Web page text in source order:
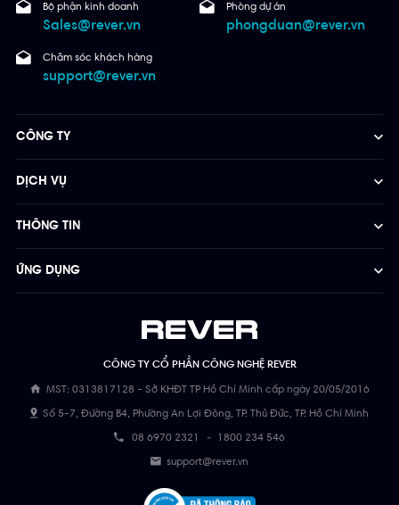
Bộ phận kinh doanh
Sales@rever.vn
Phòng dự án
phongduan@rever.vn
Chăm sóc khách hàng
support@rever.vn
CÔNG TY CỔ PHẦN CÔNG NGHỆ REVER
MST: 0313817128 - Sở KHĐT TP Hồ Chí Minh cấp ngày 20/05/2016
Số 5-7, Đường B4, Phường An Lợi Đông, TP. Thủ Đức, TP. Hồ Chí Minh
08 6970 2321 - 1800 234 546
support@rever.vn
CÔNG TY
DỊCH VỤ
THÔNG TIN
ỨNG DỤNG